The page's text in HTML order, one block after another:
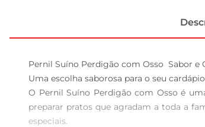
Pernil Suíno Perdigão com Osso  Sabor e
Uma escolha saborosa para o seu cardápio
O Pernil Suíno Perdigão com Osso é
preparar pratos que agradam a toda a
especiais.